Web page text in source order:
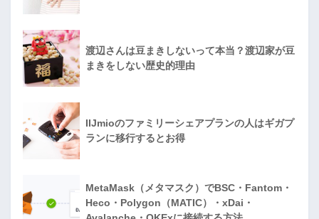
渡辺さんは豆まきしないって本当？渡辺家が豆
まきをしない歴史的理由
IIJmioのファミリーシェアプランの人はギガプ
ランに移行するとお得
MetaMask（メタマスク）でBSC・Fantom・
Heco・Polygon（MATIC）・xDai・